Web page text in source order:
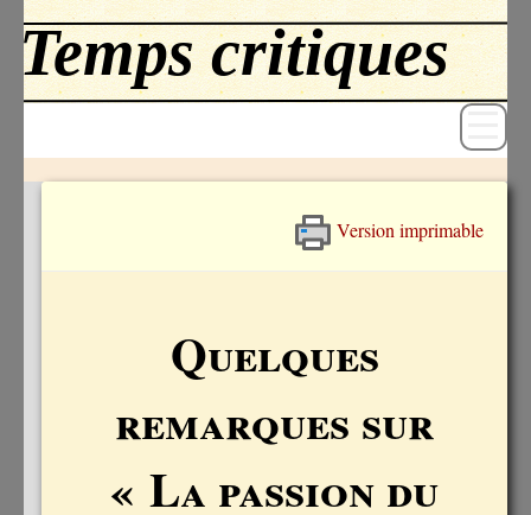
Textes
Version imprimable
Quelques
remarques sur
« La passion du